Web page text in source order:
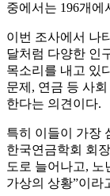
중에서는 196개에
이번 조사에서 나
달처럼 다양한 인
목소리를 내고 있
문제, 연금 등 사
한다는 의견이다.
특히 이들이 가장
한국연금학회 회
도로 늘어나고,
가상의 상황”이라